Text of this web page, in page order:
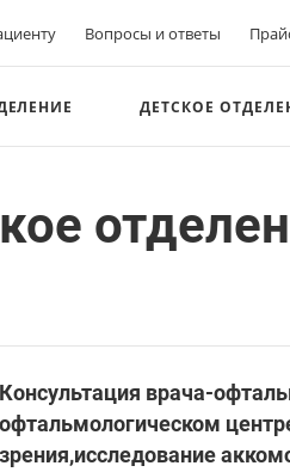
Вопросы и ответы
ДЕТСКОЕ
Консультация врача-
офтальмологическом
зрения,исследование